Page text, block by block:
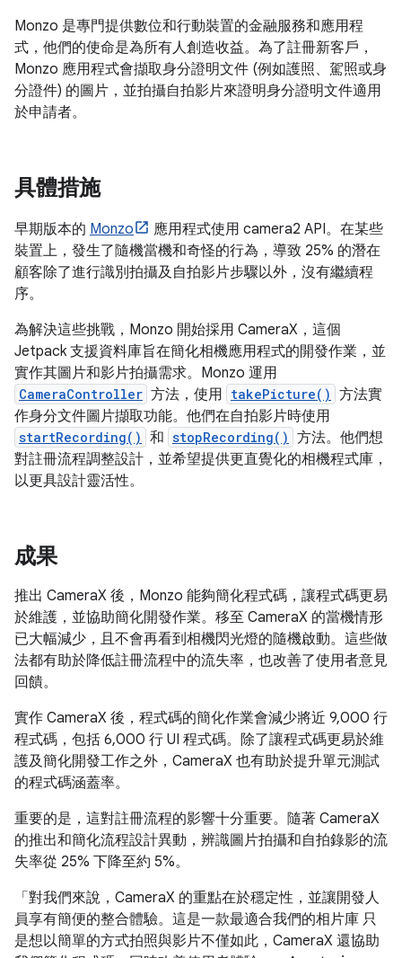
Monzo 是專門提供數位和行動裝置的金融服務和應用程
式，他們的使命是為所有人創造收益。為了註冊新客戶，
Monzo 應用程式會擷取身分證明文件 (例如護照、駕照或身
分證件) 的圖片，並拍攝自拍影片來證明身分證明文件適用
於申請者。
具體措施
早期版本的 Monzo
應用程式使用 camera2 API。在某些
裝置上，發生了隨機當機和奇怪的行為，導致 25% 的潛在
顧客除了進行識別拍攝及自拍影片步驟以外，沒有繼續程
序。
為解決這些挑戰，Monzo 開始採用 CameraX，這個
Jetpack 支援資料庫旨在簡化相機應用程式的開發作業，並
實作其圖片和影片拍攝需求。Monzo 運用
CameraController 方法，使用 takePicture() 方法實
作身分文件圖片擷取功能。他們在自拍影片時使用
startRecording() 和 stopRecording() 方法。他們想
對註冊流程調整設計，並希望提供更直覺化的相機程式庫，
以更具設計靈活性。
成果
推出 CameraX 後，Monzo 能夠簡化程式碼，讓程式碼更易
於維護，並協助簡化開發作業。移至 CameraX 的當機情形
已大幅減少，且不會再看到相機閃光燈的隨機啟動。這些做
法都有助於降低註冊流程中的流失率，也改善了使用者意見
回饋。
實作 CameraX 後，程式碼的簡化作業會減少將近 9,000 行
程式碼，包括 6,000 行 UI 程式碼。除了讓程式碼更易於維
護及簡化開發工作之外，CameraX 也有助於提升單元測試
的程式碼涵蓋率。
重要的是，這對註冊流程的影響十分重要。隨著 CameraX
的推出和簡化流程設計異動，辨識圖片拍攝和自拍錄影的流
失率從 25% 下降至約 5%。
「對我們來說，CameraX 的重點在於穩定性，並讓開發人
員享有簡便的整合體驗。這是一款最適合我們的相片庫 只
是想以簡單的方式拍照與影片不僅如此，CameraX 還協助